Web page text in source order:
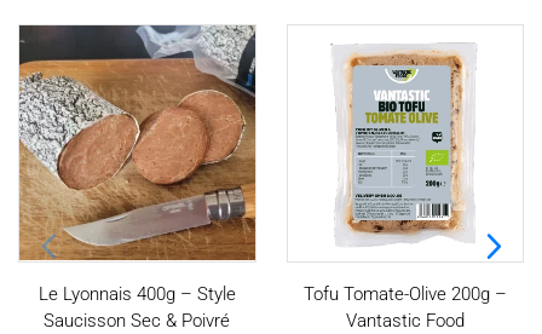
Le Lyonnais 400g – Style
Saucisson Sec & Poivré
Tofu Tomate-Olive 200g –
Vantastic Food